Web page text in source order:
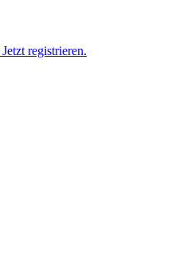
registrieren.